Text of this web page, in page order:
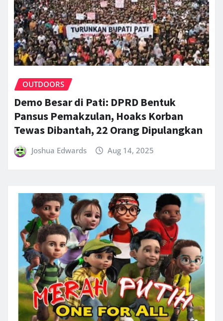
OUTDOORS
Demo Besar di Pati: DPRD Bentuk
Pansus Pemakzulan, Hoaks Korban
Tewas Dibantah, 22 Orang Dipulangkan
Joshua Edwards Aug 14, 2025